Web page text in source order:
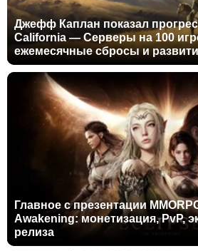
Джефф Каплан показал
California — Серверы на 100
ежемесячные сбросы и
Главное с презентации
Awakening: монетизация, PvP,
релиза